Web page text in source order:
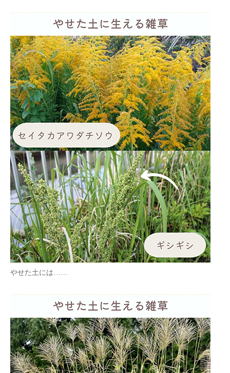
やせた土には……